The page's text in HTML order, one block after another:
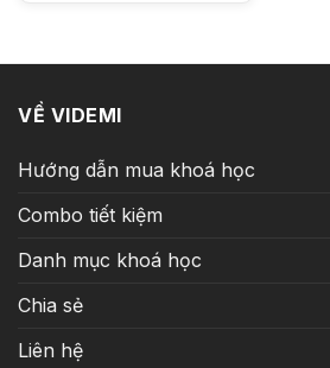
VỀ VIDEMI
Hướng dẫn mua khoá học
Combo tiết kiệm
Danh mục khoá học
Chia sẻ
Liên hệ